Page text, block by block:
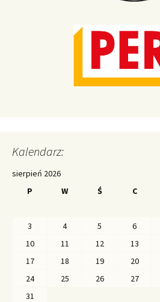
Kalendarz:
sierpień 2026
P
W Ś C
3
4 5 6
10
11 12 13
17
18 19 20
24
25 26 27
31